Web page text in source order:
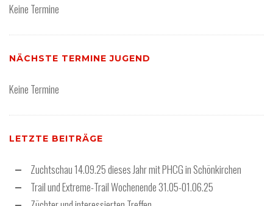
Keine Termine
NÄCHSTE TERMINE JUGEND
Keine Termine
LETZTE BEITRÄGE
Zuchtschau 14.09.25 dieses Jahr mit PHCG in Schönkirchen
Trail und Extreme-Trail Wochenende 31.05-01.06.25